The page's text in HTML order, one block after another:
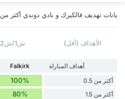
يانات تهديف فالكيرك و نادي دوندي أكثر من 0.5 ~ 4.5 اهداف و BTTS.
ش1/ش2 الأهداف (أقل)
أهداف المباراة Falkirk
أكثر من 0.5
100%
أكثر من 1.5 80%